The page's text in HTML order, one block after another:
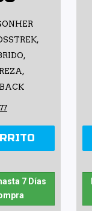
7 Días